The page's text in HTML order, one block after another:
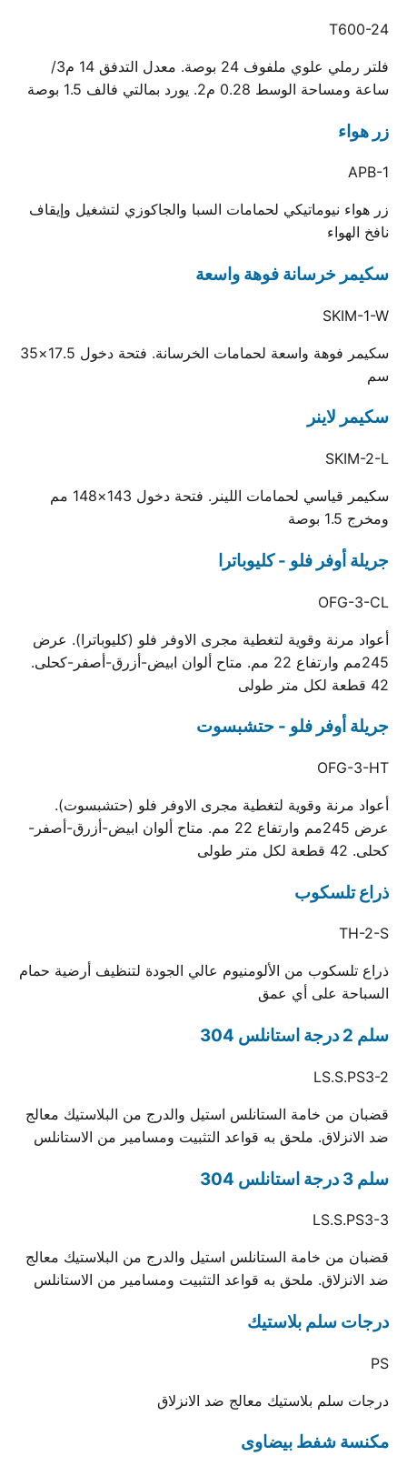
T600-24
فلتر رملي علوي ملفوف 24 بوصة. معدل التدفق 14 م3/
ساعة ومساحة الوسط 0.28 م2. يورد بمالتي فالف 1.5 بوصة
زر هواء
APB-1
زر هواء نيوماتيكي لحمامات السبا والجاكوزي لتشغيل وإيقاف
نافخ الهواء
سكيمر خرسانة فوهة واسعة
SKIM-1-W
سكيمر فوهة واسعة لحمامات الخرسانة. فتحة دخول 17.5×35
سم
سكيمر لاينر
SKIM-2-L
سكيمر قياسي لحمامات اللينر. فتحة دخول 143×148 مم
ومخرج 1.5 بوصة
جريلة أوفر فلو - كليوباترا
OFG-3-CL
أعواد مرنة وقوية لتغطية مجرى الاوفر فلو (كليوباترا). عرض
245مم وارتفاع 22 مم. متاح ألوان ابيض-أزرق-أصفر-كحلى.
42 قطعة لكل متر طولى
جريلة أوفر فلو - حتشبسوت
OFG-3-HT
أعواد مرنة وقوية لتغطية مجرى الاوفر فلو (حتشبسوت).
عرض 245مم وارتفاع 22 مم. متاح ألوان ابيض-أزرق-أصفر-
كحلى. 42 قطعة لكل متر طولى
ذراع تلسكوب
TH-2-S
ذراع تلسكوب من الألومنيوم عالي الجودة لتنظيف أرضية حمام
السباحة على أي عمق
سلم 2 درجة استانلس 304
LS.S.PS3-2
قضبان من خامة الستانلس استيل والدرج من البلاستيك معالج
ضد الانزلاق. ملحق به قواعد التثبيت ومسامير من الاستانلس
سلم 3 درجة استانلس 304
LS.S.PS3-3
قضبان من خامة الستانلس استيل والدرج من البلاستيك معالج
ضد الانزلاق. ملحق به قواعد التثبيت ومسامير من الاستانلس
درجات سلم بلاستيك
PS
درجات سلم بلاستيك معالج ضد الانزلاق
مكنسة شفط بيضاوى